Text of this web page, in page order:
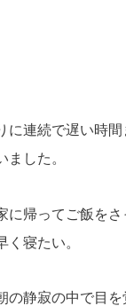
に連続で遅い時
ました。
に帰ってご飯を
く寝たい。
の静寂の中で目